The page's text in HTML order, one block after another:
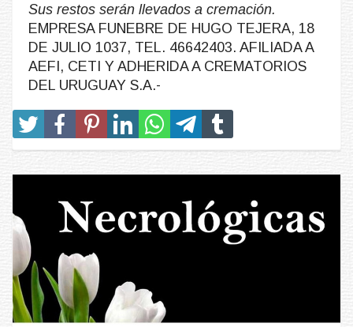
Sus restos serán llevados a cremación.
EMPRESA FUNEBRE DE HUGO TEJERA, 18
DE JULIO 1037, TEL. 46642403. AFILIADA A
AEFI, CETI Y ADHERIDA A CREMATORIOS
DEL URUGUAY S.A.-